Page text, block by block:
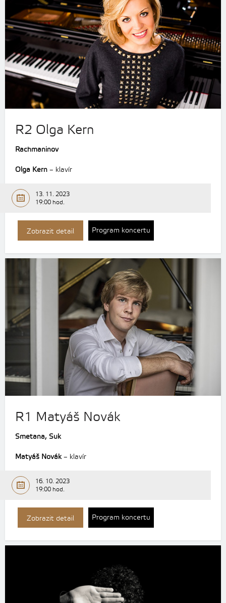
R2 Olga Kern
Rachmaninov
Olga Kern – klavír
13. 11. 2023
19:00 hod.
Zobrazit detail Program koncertu
R1 Matyáš Novák
Smetana, Suk
Matyáš Novák– klavír
16. 10. 2023
19:00 hod.
Zobrazit detail Program koncertu